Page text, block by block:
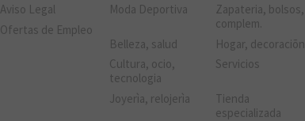
Aviso Legal
Ofertas de Empleo
Moda Deportiva
Zapateria, bolsos,
complem.
Belleza, salud
Hogar, decoraciõn
Cultura, ocio,
tecnologia
Servicios
Joyerìa, relojerìa
Tienda
especializada